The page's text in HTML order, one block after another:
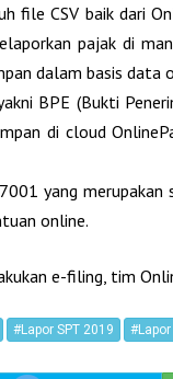
file CSV baik dari
pajak di
dalam basis data
BPE (Bukti
di cloud
yang
online.
e-filing, tim
#Lapor SPT 2019 #Lapor